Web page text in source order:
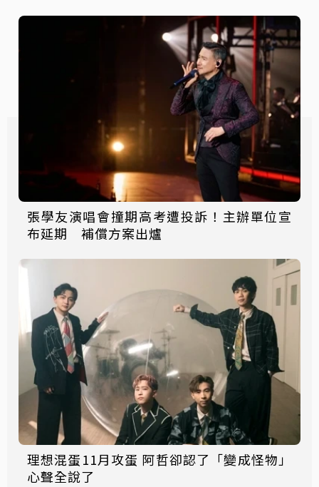
張學友演唱會撞期高考遭投訴！主辦單位宣
布延期 補償方案出爐
理想混蛋11月攻蛋 阿哲卻認了「變成怪物」
心聲全說了